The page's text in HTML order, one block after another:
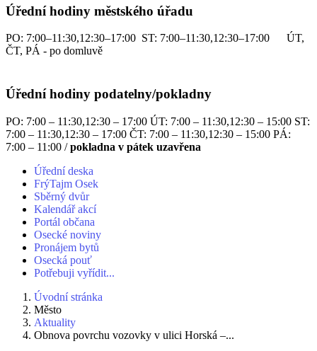
Úřední hodiny městského úřadu
PO: 7:00–11:30,12:30–17:00 ST: 7:00–11:30,12:30–17:00 ÚT,
ČT, PÁ - po domluvě
Úřední hodiny podatelny/pokladny
PO: 7:00 – 11:30,12:30 – 17:00 ÚT: 7:00 – 11:30,12:30 – 15:00 ST:
7:00 – 11:30,12:30 – 17:00 ČT: 7:00 – 11:30,12:30 – 15:00 PÁ:
7:00 – 11:00 /pokladna v pátek uzavřena
Úřední deska
FrýTajm Osek
Sběrný dvůr
Kalendář akcí
Portál občana
Osecké noviny
Pronájem bytů
Osecká pouť
Potřebuji vyřídit...
Úvodní stránka
Město
Aktuality
Obnova povrchu vozovky v ulici Horská –...